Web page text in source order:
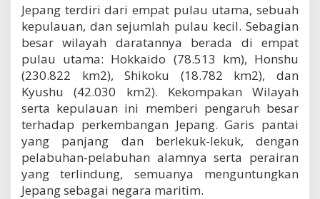
Jepang terdiri dari empat pulau utama, sebuah
kepulauan, dan sejumlah pulau kecil. Sebagian
besar wilayah daratannya berada di empat
pulau utama: Hokkaido (78.513 km), Honshu
(230.822 km2), Shikoku (18.782 km2), dan
Kyushu (42.030 km2). Kekompakan Wilayah
serta kepulauan ini memberi pengaruh besar
terhadap perkembangan Jepang. Garis pantai
yang panjang dan berlekuk-lekuk, dengan
pelabuhan-pelabuhan alamnya serta perairan
yang terlindung, semuanya menguntungkan
Jepang sebagai negara maritim.